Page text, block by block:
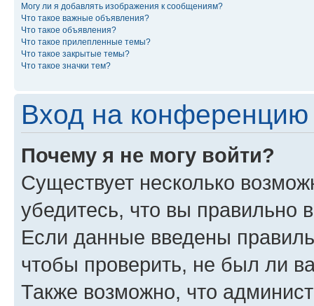
Могу ли я добавлять изображения к сообщениям?
Что такое важные объявления?
Что такое объявления?
Что такое прилепленные темы?
Что такое закрытые темы?
Что такое значки тем?
Вход на конференцию
Почему я не могу войти?
Существует несколько
убедитесь, что вы правильно
Если данные введены
чтобы проверить, не был ли
Также возможно, что